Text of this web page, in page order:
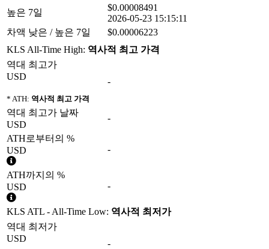
높은 7일
$0.00008491
2026-05-23 15:15:11
차액 낮은 / 높은 7일
$0.00006223
KLS All-Time High: 역사적 최고 가격
역대 최고가
USD
* ATH: 역사적 최고 가격
-
역대 최고가 날짜
USD
-
ATH로부터의 %
USD
-
ATH까지의 %
USD
-
KLS ATL - All-Time Low: 역사적 최저가
역대 최저가
USD
-